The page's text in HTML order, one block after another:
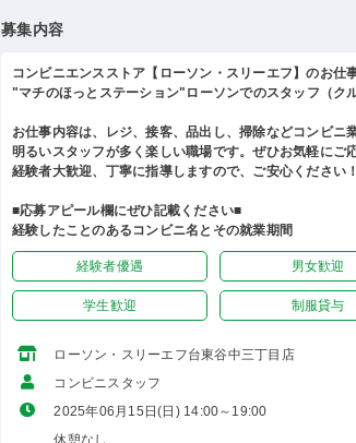
募集内容
コンビニエンスストア【ローソン・スリーエフ】のお仕事
"マチのほっとステーション"ローソンでのスタッフ（ク
お仕事内容は、レジ、接客、品出し、掃除などコンビニ
明るいスタッフが多く楽しい職場です。ぜひお気軽にご
経験者大歓迎、丁寧に指導しますので、ご安心ください！
■応募アピール欄にぜひ記載ください■
経験したことのあるコンビニ名とその就業期間
経験者優遇 男女歓迎
学生歓迎 制服貸与
ローソン・スリーエフ台東谷中三丁目店
コンビニスタッフ
2025年06月15日(日) 14:00～19:00
休憩なし